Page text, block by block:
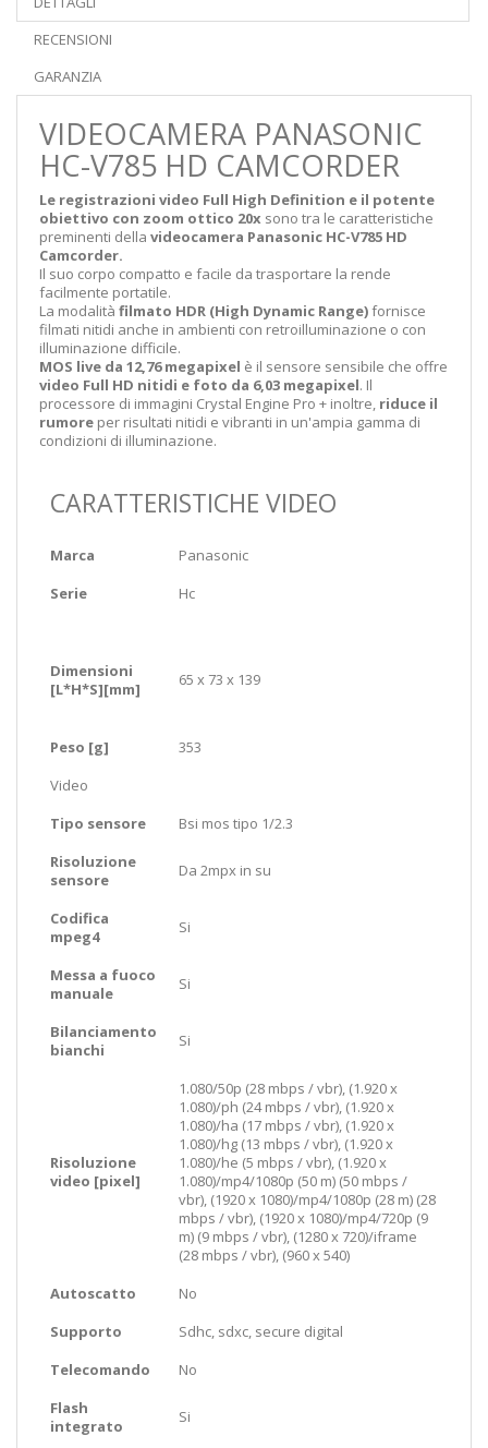
RECENSIONI
GARANZIA
VIDEOCAMERA PANASONIC
HC-V785 HD CAMCORDER
Le registrazioni video Full High Definition e il potente
obiettivo con zoom ottico 20x sono tra le caratteristiche
preminenti della videocamera Panasonic HC-V785 HD
Camcorder.
Il suo corpo compatto e facile da trasportare la rende
facilmente portatile.
La modalità filmato HDR (High Dynamic Range)fornisce
filmati nitidi anche in ambienti con retroilluminazione o con
illuminazione difficile.
MOS live da 12,76 megapixel è il sensore sensibile che offre
video Full HD nitidi e foto da 6,03 megapixel. Il
processore di immagini Crystal Engine Pro + inoltre, riduce il
rumore per risultati nitidi e vibranti in un'ampia gamma di
condizioni di illuminazione.
CARATTERISTICHE VIDEO
Marca
Panasonic
Serie
Hc
Dimensioni
[L*H*S][mm]
65 x 73 x 139
Peso [g]
353
Video
Tipo sensore
Bsi mos tipo 1/2.3
Risoluzione
sensore
Da 2mpx in su
Codifica
mpeg4
Si
Messa a fuoco
manuale
Si
Bilanciamento
bianchi
Si
Risoluzione
video [pixel]
1.080/50p (28 mbps / vbr), (1.920 x
1.080)/ph (24 mbps / vbr), (1.920 x
1.080)/ha (17 mbps / vbr), (1.920 x
1.080)/hg (13 mbps / vbr), (1.920 x
1.080)/he (5 mbps / vbr), (1.920 x
1.080)/mp4/1080p (50 m) (50 mbps /
vbr), (1920 x 1080)/mp4/1080p (28 m) (28
mbps / vbr), (1920 x 1080)/mp4/720p (9
m) (9 mbps / vbr), (1280 x 720)/iframe
(28 mbps / vbr), (960 x 540)
Autoscatto
No
Supporto
Sdhc, sdxc, secure digital
Telecomando
No
Flash
integrato
Si